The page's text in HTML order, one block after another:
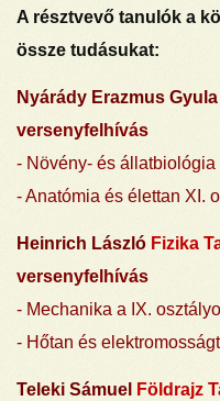
A résztvevő tanulók a
össze tudásukat:
Nyárády Erazmus Gyula
versenyfelhívás
- Növény- és
- Anatómia és élettan XI.
Heinrich László Fizika
versenyfelhívás
- Mechanika a IX.
- Hőtan és
Teleki Sámuel
Földrajz